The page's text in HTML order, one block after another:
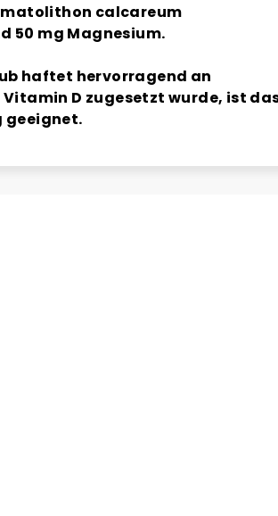
calcareum
50 mg Magnesium.
haftet hervorragend an
D zugesetzt wurde, ist
geeignet.